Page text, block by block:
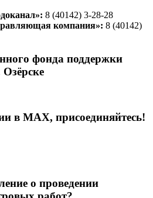
8 (40142) 3-28-28
компания»: 8 (40142)
фонда поддержки
в МАХ, присоединяйтесь!
о проведении